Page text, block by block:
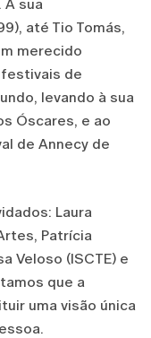
sua
até Tio Tomás,
merecido
de
levando à sua
Óscares, e ao
de Annecy de
Laura
Patrícia
Veloso (ISCTE) e
que a
uma visão única